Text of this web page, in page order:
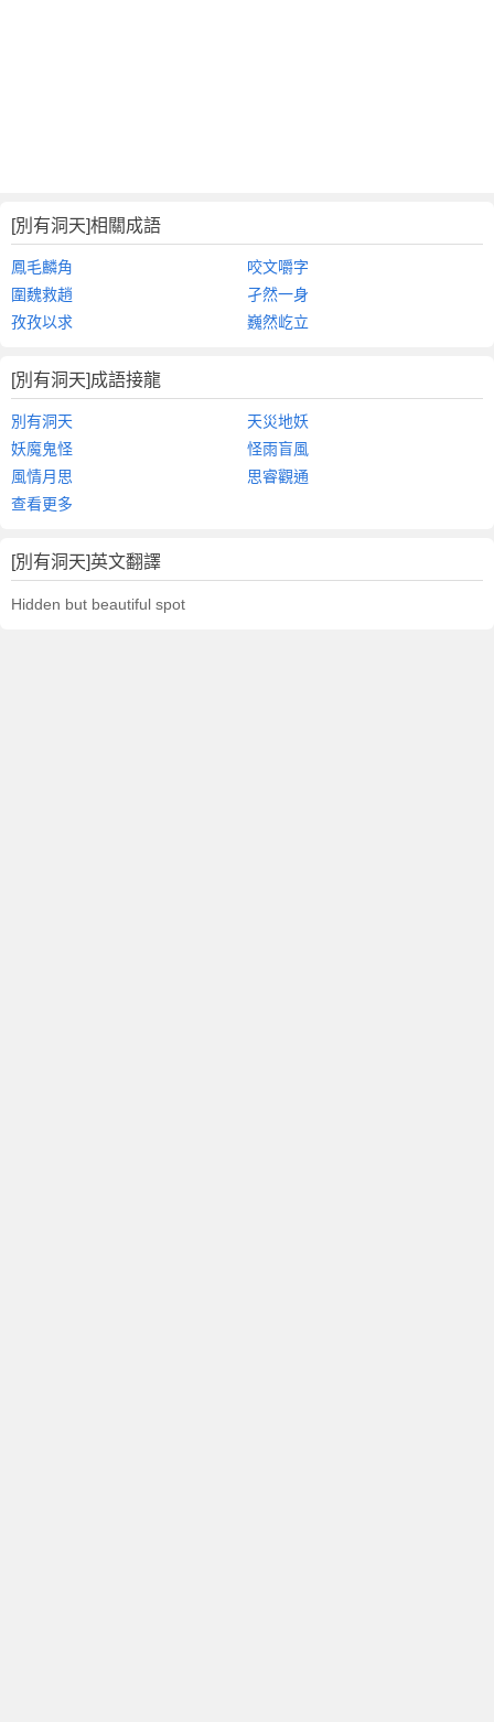
[別有洞天]相關成語
鳳毛麟角
咬文嚼字
圍魏救趙
孑然一身
孜孜以求
巍然屹立
[別有洞天]成語接龍
別有洞天
天災地妖
妖魔鬼怪
怪雨盲風
風情月思
思睿觀通
查看更多
[別有洞天]英文翻譯
Hidden but beautiful spot